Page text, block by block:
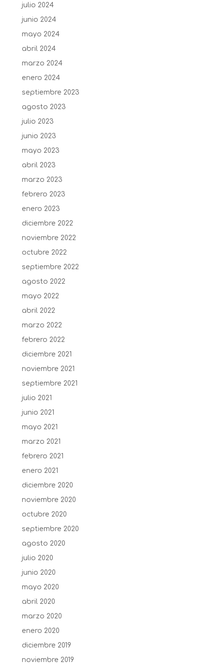
julio 2024
junio 2024
mayo 2024
abril 2024
marzo 2024
enero 2024
septiembre 2023
agosto 2023
julio 2023
junio 2023
mayo 2023
abril 2023
marzo 2023
febrero 2023
enero 2023
diciembre 2022
noviembre 2022
octubre 2022
septiembre 2022
agosto 2022
mayo 2022
abril 2022
marzo 2022
febrero 2022
diciembre 2021
noviembre 2021
septiembre 2021
julio 2021
junio 2021
mayo 2021
marzo 2021
febrero 2021
enero 2021
diciembre 2020
noviembre 2020
octubre 2020
septiembre 2020
agosto 2020
julio 2020
junio 2020
mayo 2020
abril 2020
marzo 2020
enero 2020
diciembre 2019
noviembre 2019